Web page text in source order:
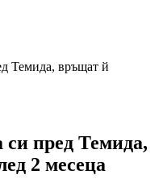
Темида, връщат й
си пред Темида,
2 месеца